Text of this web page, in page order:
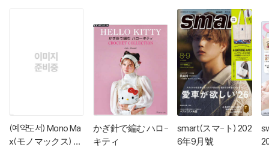
(예약도서) Mono Ma
x(モノマックス) 20
かぎ針で編む ハロ-
キティ
smart(スマ-ト) 202
6年9月號